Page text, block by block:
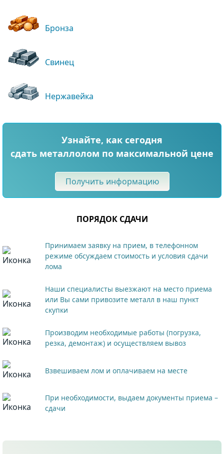
Бронза
Свинец
Нержавейка
Узнайте, как сегодня
сдать металлолом по максимальной цене
Получить информацию
ПОРЯДОК СДАЧИ
Принимаем заявку на прием, в телефонном
режиме обсуждаем стоимость и условия сдачи
лома
Наши специалисты выезжают на место приема
или Вы сами привозите металл в наш пункт
скупки
Производим необходимые работы (погрузка,
резка, демонтаж) и осуществляем вывоз
Взвешиваем лом и оплачиваем на месте
При необходимости, выдаем документы приема –
сдачи